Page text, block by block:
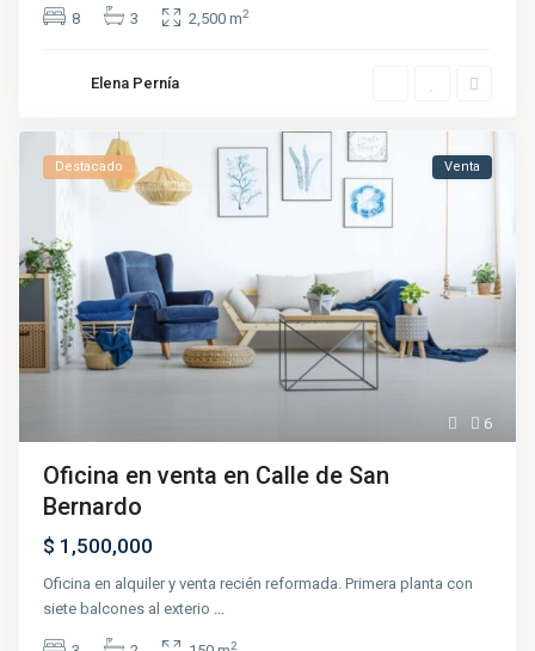
8 3 2,500 m2
Elena Pernía
6
Destacado Venta
Oficina en venta en Calle de San
Bernardo
$ 1,500,000
Oficina en alquiler y venta recién reformada. Primera planta con
siete balcones al exterio
2